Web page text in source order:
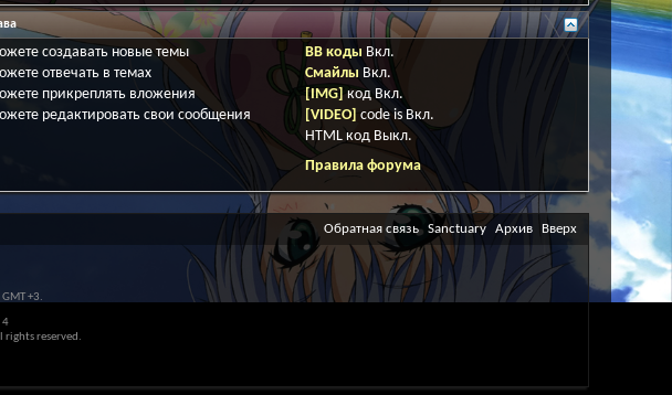
создавать новые темы
отвечать в темах
прикреплять вложения
редактировать свои сообщения
BB коды Вкл.
Смайлы Вкл.
[IMG]код Вкл.
[VIDEO] code is Вкл.
HTML код Выкл.
Правила форума
Обратная связь Sanctuary Архив Вверх
+3.
4
reserved.